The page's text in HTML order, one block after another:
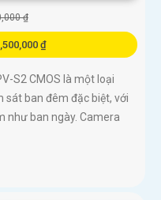
₫
₫
S2 CMOS là một loại
sát ban đêm đặc biệt, với
như ban ngày. Camera